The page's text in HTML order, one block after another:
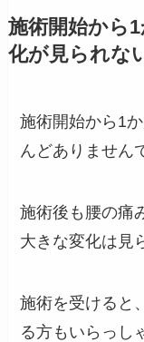
施術開始から
化が見られな
施術開始から1
んどありません
施術後も腰の痛
大きな変化は見
施術を受けると
る方もいらっし